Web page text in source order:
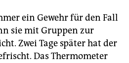
ein Gewehr für den Fall
sie mit Gruppen zur
Zwei Tage später hat der
Das Thermometer